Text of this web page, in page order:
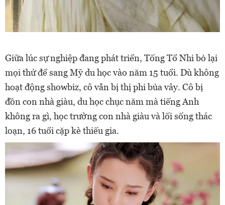
Giữa lúc sự nghiệp đang phát triển, Tống Tổ Nhi bỏ lại
mọi thứ để sang Mỹ du học vào năm 15 tuổi. Dù không
hoạt động showbiz, cô vẫn bị thị phi bủa vây. Cô bị
đồn con nhà giàu, du học chục năm mà tiếng Anh
không ra gì, học trường con nhà giàu và lối sống thác
loạn, 16 tuổi cặp kè thiếu gia.